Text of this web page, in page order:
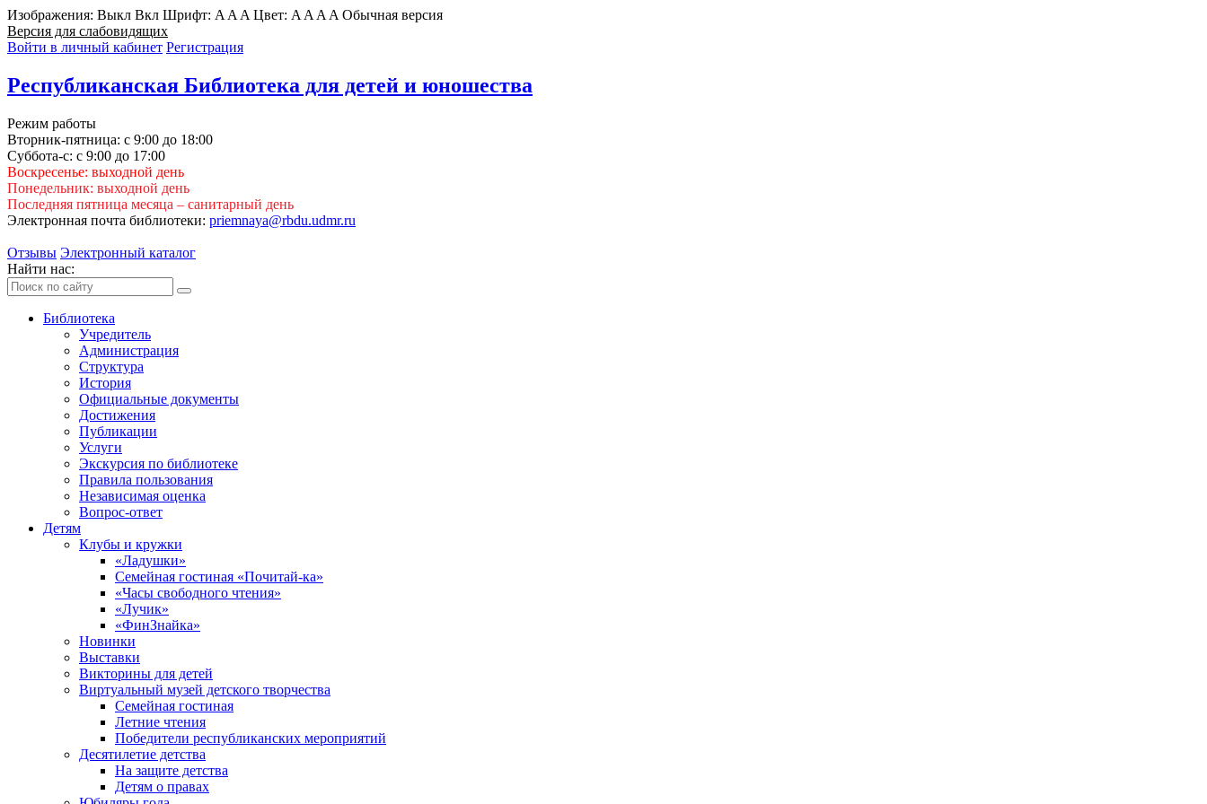
Изображения: Выкл Вкл Шрифт: A A A Цвет: A A A A Обычная версия
Версия для слабовидящих
Войти в личный кабинет Регистрация
Республиканская Библиотека для детей и юношества
Режим работы
Вторник-пятница: с 9:00 до 18:00
Суббота-с: с 9:00 до 17:00
Воскресенье: выходной день
Понедельник: выходной день
Последняя пятница месяца – санитарный день
Электронная почта библиотеки: priemnaya@rbdu.udmr.ru
Отзывы Электронный каталог
Найти нас:
Библиотека
Учредитель
Администрация
Структура
История
Официальные документы
Достижения
Публикации
Услуги
Экскурсия по библиотеке
Правила пользования
Независимая оценка
Вопрос-ответ
Детям
Клубы и кружки
«Ладушки»
Семейная гостиная «Почитай-ка»
«Часы свободного чтения»
«Лучик»
«ФинЗнайка»
Новинки
Выставки
Викторины для детей
Виртуальный музей детского творчества
Семейная гостиная
Летние чтения
Победители республиканских мероприятий
Десятилетие детства
На защите детства
Детям о правах